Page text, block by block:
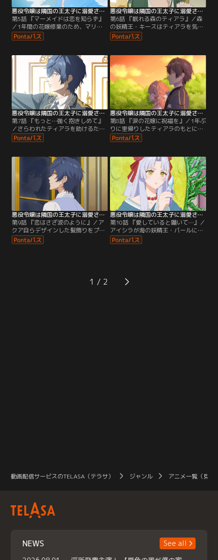
悪役令嬢は隣国の王太子に溺愛される 第05話
第5話 『マーメイドは恋を知らず』
／1年間の花嫁修業のため、マリン
フォレスト王国にやって来たティア
ラ。初めて見た海の美しさに魅了さ
精たちには嫌われてしまう。さらに
そこへあらわれた、一人の少女--。
それは、アカリがティアラに警告し
ていた「続編のヒロイン」アイシラ
だった。
悪役令嬢は隣国の王太子に溺愛される 第06話
第6話 『眠れる森のティアラ』／森
の妖精王・キースはティアラを気に
入り、困ったときに力になることを
約束する。ティアラは一刻も早くア
スト王国について熱心に勉強をして
いるティアラだが、仕事のためとは
いえアイシラが頻繁にアクアの執務
室に来ていることを知り驚く。そし
て、自分にできることをしよう
と…。
悪役令嬢は隣国の王太子に溺愛される 第07話
第7話 『もっと…強く抱きしめて』
／さらわれたティアラを助けるた
め、王族のみに伝えられている道を
通って、次々と襲いかかる罠を打ち
座へ突き進むアクア。その頃、ティ
アラは森の妖精たちにせがまれてお
菓子を作っていた。「これ以上、お
互いに誤解し続けたくない」という
思いで、早くアクアのもとに帰りた
いと願うティアラだったが……。
悪役令嬢は隣国の王太子に溺愛される 第08話
第8話 『涙の花嫁に祝福を』／1年ぶ
りに里帰りしたティアラのもとにハ
ルトナイツとアカリが訪れた。アカ
リはティアラの結婚を祝うとともに
ンフォレストに戻り、迎えた結婚式
前日--。誰かが、ティアラの部屋の
扉を叩く。一大イベント前の突然の
来客はティアラに卒業パーティ直前
の出来事を思い出させるが……。
悪役令嬢は隣国の王太子に溺愛される 第09話
第9話 『恋はさざ波のように』／ア
クア自らデザインした髪飾りをプレ
ゼントしてもらったティアラ。結婚
式を終えても、2人のお互いを想う
焼いても、その場から1枚消えてし
まうのだ。またその頃、美しかった
悪役令嬢は隣国の王太子に溺愛される 第10話
第10話 『愛していると囁いて…』／
アイシラが海の妖精王・パールに追
い返されたことをティアラたちに報
告していると、クレイルとキースが
とパールが相思相愛なのにすれ違っ
ていることに気をもむティアラ。ア
1
動画配信サービスのTELASA（テラサ） ジャンル アニメ一覧（見放
NEWS
See all